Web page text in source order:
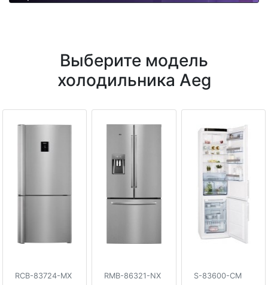
Выберите модель
холодильника Aeg
RCB-83724-MX RMB-86321-NX S-83600-CM